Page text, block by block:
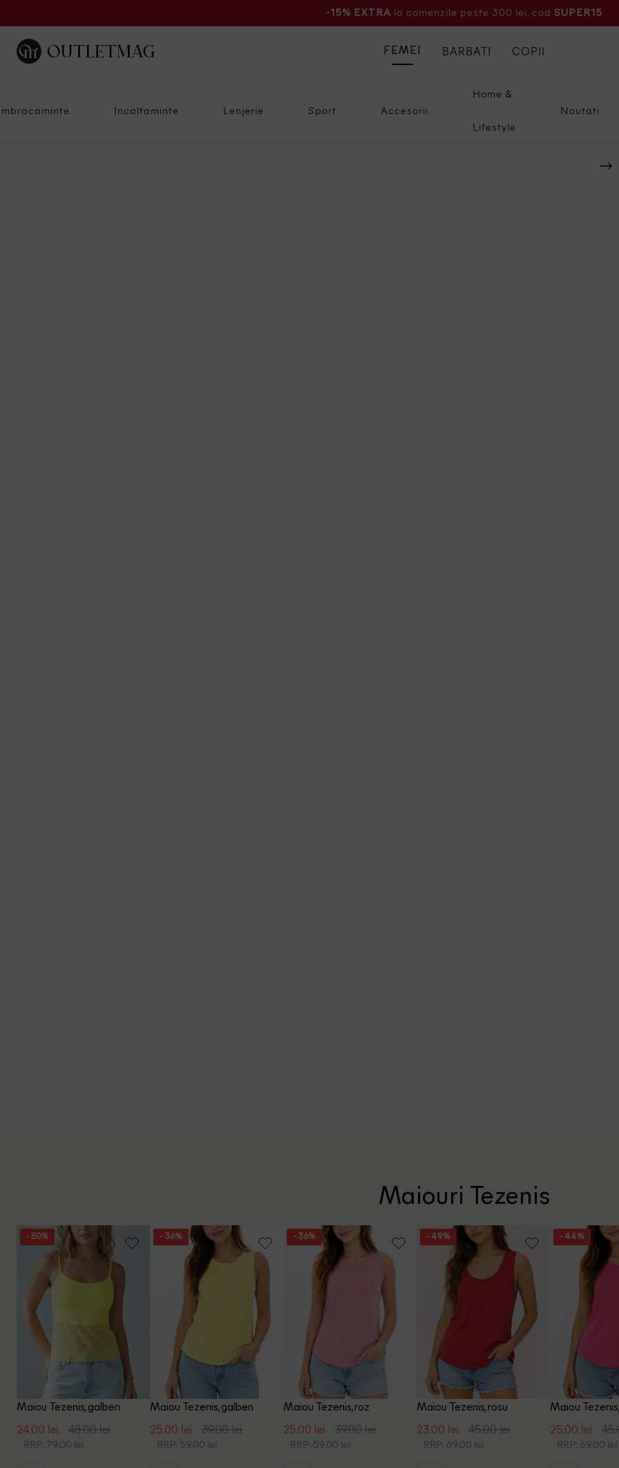
-15% EXTRA la comenzile peste 300 lei, cod SUPER15
Incaltaminte Lenjerie Sport Accesorii
Home &
Lifestyle
Noutati
FEMEI BARBATI COPII
Maiouri Tezenis
- 50%
Maiou Tezenis, galben
24.00 lei 48.00 lei
RRP: 79.00 lei
- 36%
Maiou Tezenis, galben
25.00 lei 39.00 lei
RRP: 59.00 lei
- 36%
Maiou Tezenis, roz
25.00 lei 39.00 lei
RRP: 59.00 lei
- 49%
Maiou Tezenis, rosu
23.00 lei 45.00 lei
RRP: 69.00 lei
- 44%
Maiou
25.00 lei
RRP: 69.00 lei